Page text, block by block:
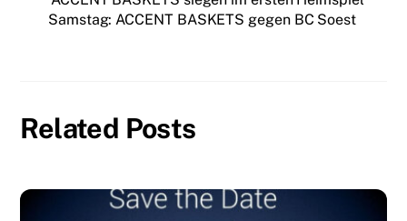
Samstag: ACCENT BASKETS gegen BC Soest
Related Posts